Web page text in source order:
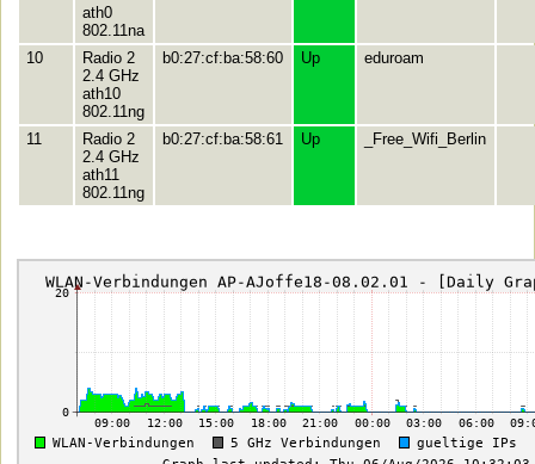
ath0
802.11na
10
Radio 2
2.4 GHz
ath10
802.11ng
b0:27:cf:ba:58:60 Up eduroam
11
Radio 2
2.4 GHz
ath11
802.11ng
b0:27:cf:ba:58:61 Up _Free_Wifi_Berlin